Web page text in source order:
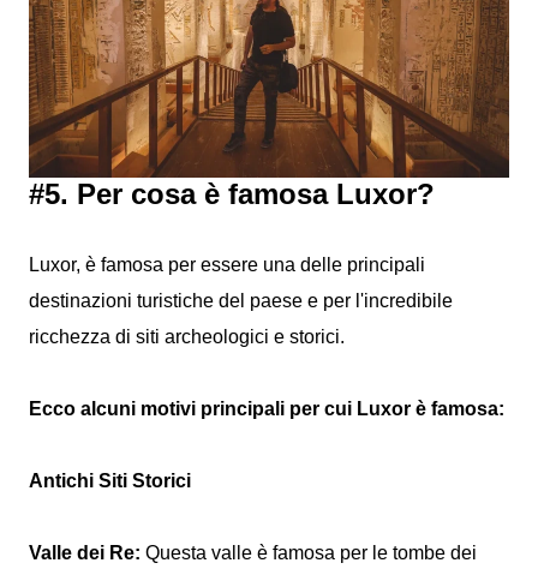
#5. Per cosa è famosa Luxor?
Luxor, è famosa per essere una delle principali
destinazioni turistiche del paese e per l'incredibile
ricchezza di siti archeologici e storici.
Ecco alcuni motivi principali per cui Luxor è famosa:
Antichi Siti Storici
Valle dei Re: Questa valle è famosa per le tombe dei